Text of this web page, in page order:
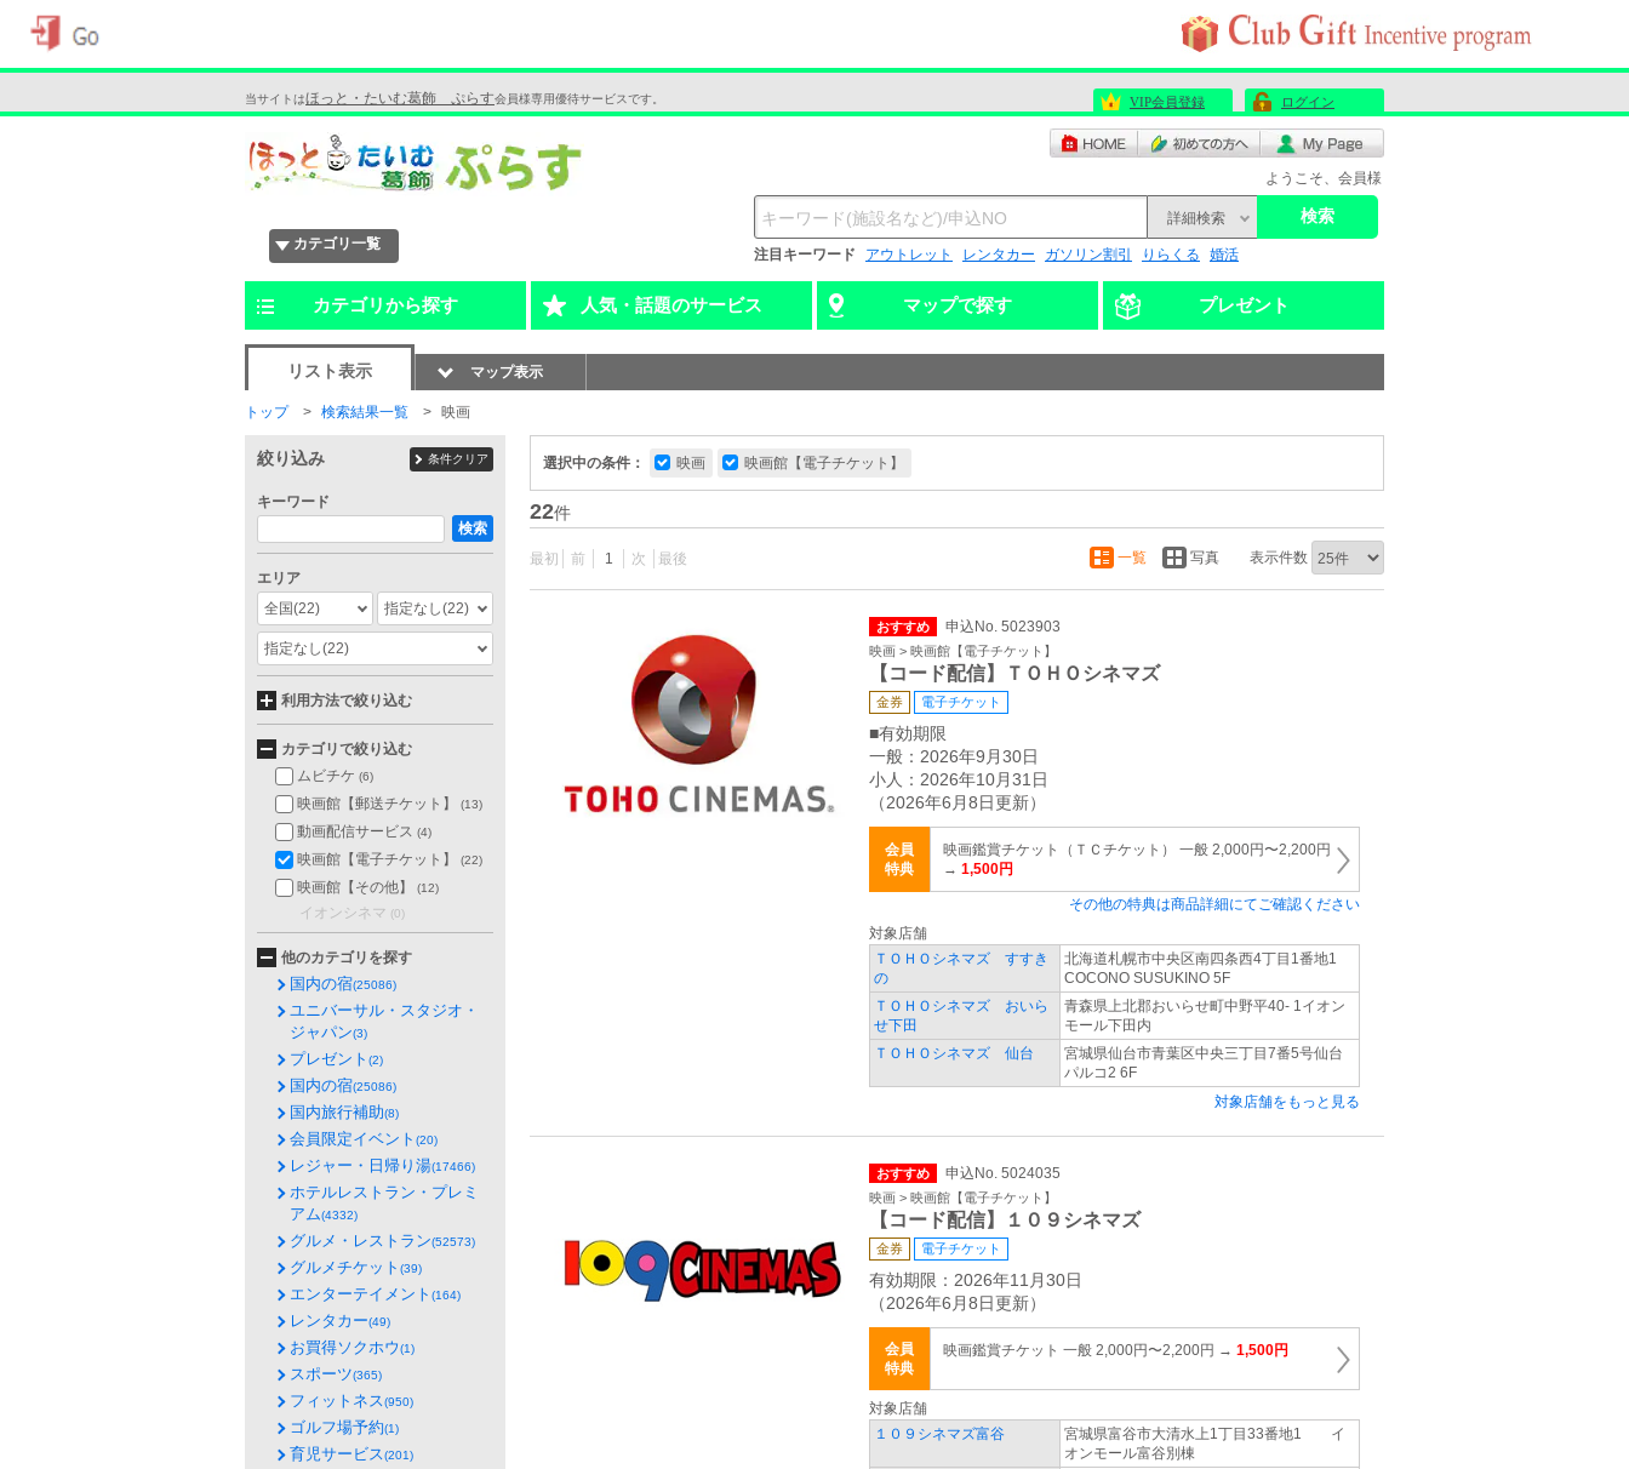
当サイトはほっと・たいむ葛飾 ぷらす会員様専用優待サービスです。 VIP会員登録 ログイン
ようこそ、会員様
カテゴリ一覧
詳細検索 検索
注目キーワード アウトレット レンタカー ガソリン割引 りらくる 婚活
カテゴリから探す 人気・話題のサービス マップで探す プレゼント
リスト表示 マップ表示
トップ 検索結果一覧 映画
選択中の条件： 映画 映画館【電子チケット】
22件
最初 前 1 次 最後 一覧 写真 表示件数
おすすめ 申込No. 5023903
映画 > 映画館【電子チケット】
【コード配信】ＴＯＨＯシネマズ
金券 電子チケット
■有効期限
一般：2026年9月30日
小人：2026年10月31日
（2026年6月8日更新）
会員
特典
映画鑑賞チケット（ＴＣチケット） 一般 2,000円〜2,200円
→ 1,500円
その他の特典は商品詳細にてご確認ください
対象店舗
ＴＯＨＯシネマズ すすき
の
北海道札幌市中央区南四条西4丁目1番地1
COCONO SUSUKINO 5F
ＴＯＨＯシネマズ おいら
せ下田
青森県上北郡おいらせ町中野平40- 1イオン
モール下田内
ＴＯＨＯシネマズ 仙台
宮城県仙台市青葉区中央三丁目7番5号仙台
パルコ2 6F
対象店舗をもっと見る
おすすめ 申込No. 5024035
映画 > 映画館【電子チケット】
【コード配信】１０９シネマズ
金券 電子チケット
有効期限：2026年11月30日
（2026年6月8日更新）
会員
特典
映画鑑賞チケット 一般 2,000円〜2,200円 → 1,500円
対象店舗
１０９シネマズ富谷
宮城県富谷市大清水上1丁目33番地1 イ
オンモール富谷別棟
絞り込み 条件クリア
キーワード
検索
エリア
全国(22) 指定なし(22)
指定なし(22)
利用方法で絞り込む
カテゴリで絞り込む
ムビチケ (6)
映画館【郵送チケット】 (13)
動画配信サービス (4)
映画館【電子チケット】 (22)
映画館【その他】 (12)
イオンシネマ (0)
他のカテゴリを探す
国内の宿(25086)
ユニバーサル・スタジオ・
ジャパン(3)
プレゼント (2)
国内の宿(25086)
国内旅行補助(8)
会員限定イベント (20)
レジャー・日帰り湯(17466)
ホテルレストラン・プレミ
アム(4332)
グルメ・レストラン(52573)
グルメチケット (39)
エンターテイメント (164)
レンタカー(49)
お買得ソクホウ(1)
スポーツ(365)
フィットネス(950)
ゴルフ場予約(1)
育児サービス(201)